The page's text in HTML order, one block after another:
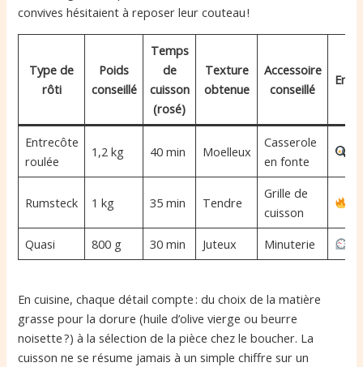
convives hésitaient à reposer leur couteau !
Type de
rôti
Poids
conseillé
Temps
de
cuisson
(rosé)
Texture
obtenue
Accessoire
conseillé
Entrecôte
roulée
1,2 kg 40 min Moelleux
Casserole
en fonte
Rumsteck 1 kg 35 min Tendre
Grille de
cuisson
Quasi
800 g 30 min Juteux Minuterie
En cuisine, chaque détail compte : du choix de la matière
grasse pour la dorure (huile d’olive vierge ou beurre
noisette ?) à la sélection de la pièce chez le boucher. La
cuisson ne se résume jamais à un simple chiffre sur un